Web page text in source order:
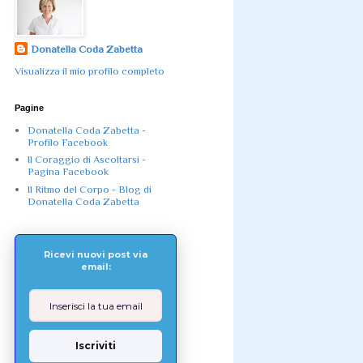
Donatella Coda Zabetta
Visualizza il mio profilo completo
Pagine
Donatella Coda Zabetta -
Profilo Facebook
Il Coraggio di Ascoltarsi -
Pagina Facebook
Il Ritmo del Corpo - Blog di
Donatella Coda Zabetta
Ricevi nuovi post via
email:
Iscriviti